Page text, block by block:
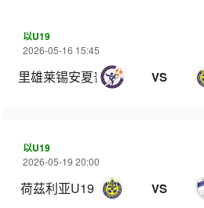
以U19
2026-05-16 15:45
里雄莱锡安夏普尔U19 VS
以U19
2026-05-19 20:00
荷茲利亚U19 VS